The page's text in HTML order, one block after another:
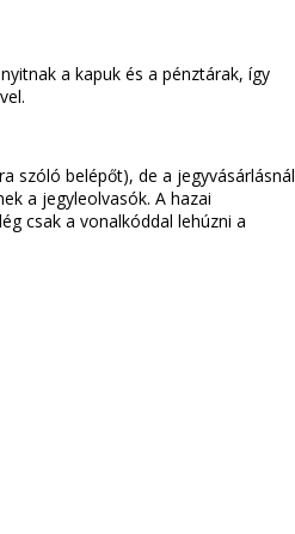
a kapuk és a pénztárak, így
szóló belépőt), de a jegyvásárlásnál
a jegyleolvasók. A hazai
csak a vonalkóddal lehúzni a